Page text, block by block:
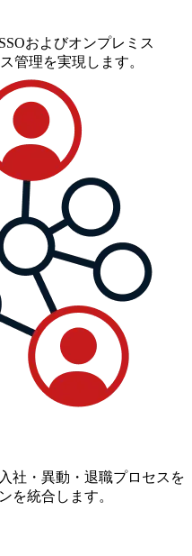
およびオンプレミス
管理を実現します。
社・異動・退職プロセスを
を統合します。